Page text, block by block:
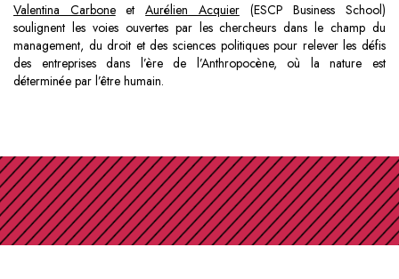
Valentina CarboneetAurélien Acquier(ESCP Business School)
soulignent les voies ouvertes par les chercheurs dans le champ du
management, du droit et des sciences politiques pour relever les défis
des entreprises dans l’ère de l’Anthropocène, où la nature est
déterminée par l’être humain.